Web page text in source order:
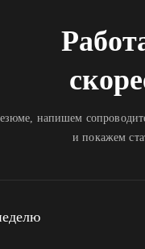
напишем
и покажем